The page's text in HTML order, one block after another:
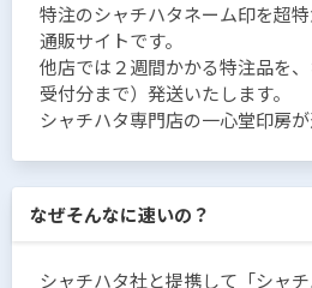
特注のシャチハタネーム印を超
通販サイトです。
他店では２週間かかる特注品を
受付分まで）発送いたします。
シャチハタ専門店の一心堂印房が
なぜそんなに速いの？
シャチハタ社と提携して「シャ